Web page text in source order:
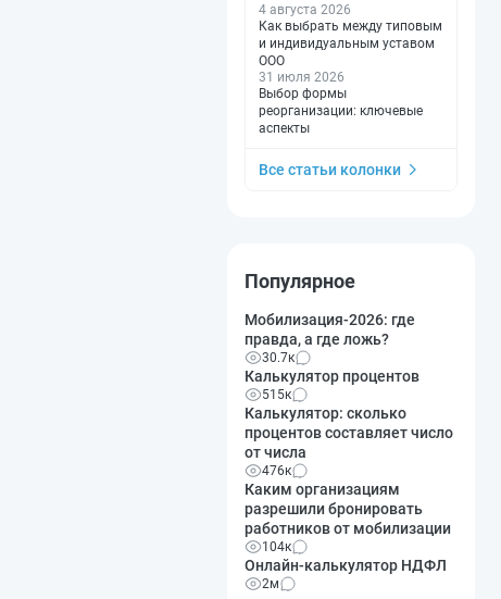
4 августа 2026
Как выбрать между типовым
и индивидуальным уставом
ООО
31 июля 2026
Выбор формы
реорганизации: ключевые
аспекты
Все статьи колонки
Популярное
Мобилизация-2026: где
правда, а где ложь?
30.7к
Калькулятор процентов
515к
Калькулятор: сколько
процентов составляет число
от числа
476к
Каким организациям
разрешили бронировать
работников от мобилизации
104к
Онлайн-калькулятор НДФЛ
2м